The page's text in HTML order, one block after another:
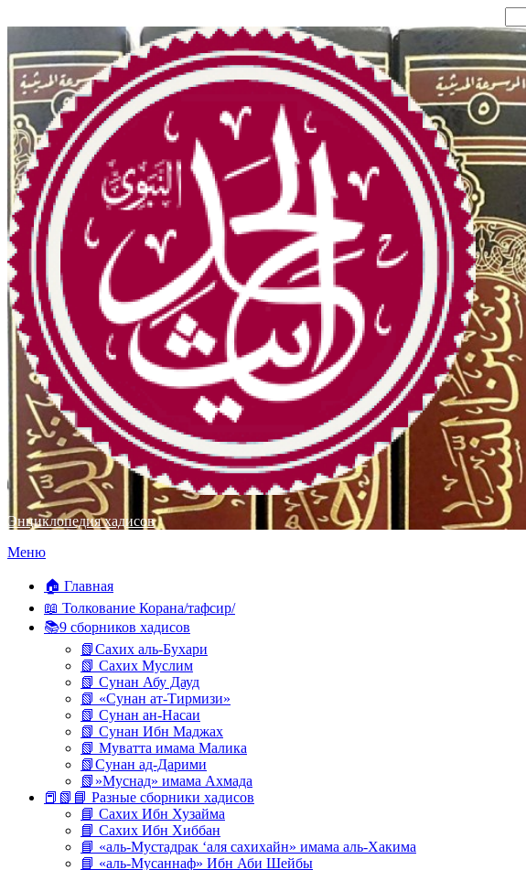
Энциклопедия хадисов
Перейти
содержимому
Меню
🏠 Главная
📖 Толкование Корана/тафсир/
📚9 сборников хадисов
📗Сахих аль-Бухари
📗 Сахих Муслим
📗 Сунан Абу Дауд
📗 «Сунан ат-Тирмизи»
📗 Сунан ан-Насаи
📗 Сунан Ибн Маджах
📗 Муватта имама Малика
📗Сунан ад-Дарими
📗»Муснад» имама Ахмада
📕📗📘 Разные сборники хадисов
📘 Сахих Ибн Хузайма
📘 Сахих Ибн Хиббан
📘 «аль-Мустадрак ‘аля сахихайн» имама аль-Хакима
📘 «аль-Мусаннаф» Ибн Аби Шейбы